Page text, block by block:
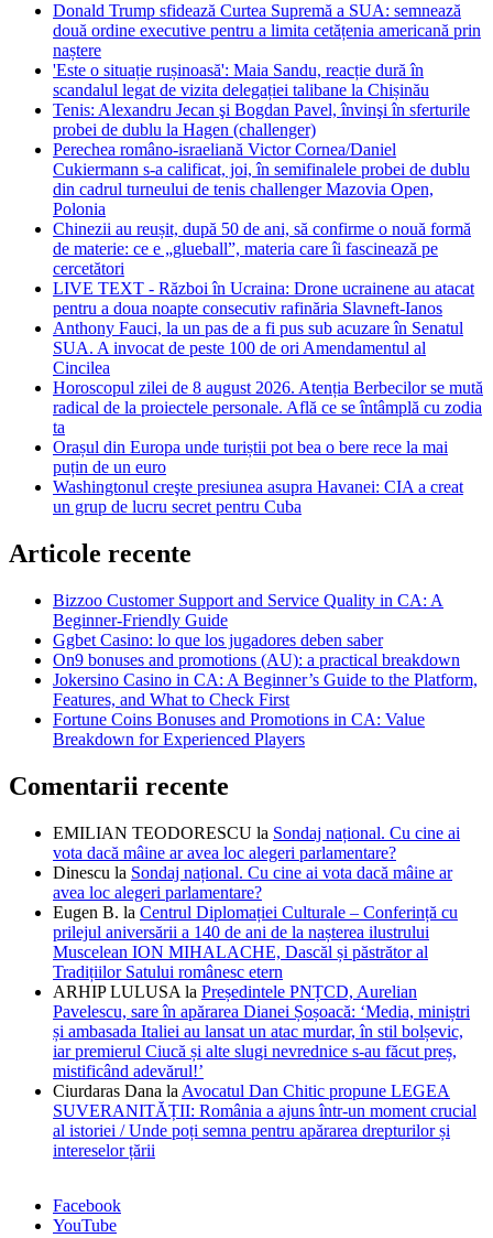
Donald Trump sfidează Curtea Supremă a SUA: semnează
două ordine executive pentru a limita cetățenia americană prin
naștere
'Este o situație rușinoasă': Maia Sandu, reacție dură în
scandalul legat de vizita delegației talibane la Chișinău
Tenis: Alexandru Jecan şi Bogdan Pavel, învinşi în sferturile
probei de dublu la Hagen (challenger)
Perechea româno-israeliană Victor Cornea/Daniel
Cukiermann s-a calificat, joi, în semifinalele probei de dublu
din cadrul turneului de tenis challenger Mazovia Open,
Polonia
Chinezii au reușit, după 50 de ani, să confirme o nouă formă
de materie: ce e „glueball”, materia care îi fascinează pe
cercetători
LIVE TEXT - Război în Ucraina: Drone ucrainene au atacat
pentru a doua noapte consecutiv rafinăria Slavneft-Ianos
Anthony Fauci, la un pas de a fi pus sub acuzare în Senatul
SUA. A invocat de peste 100 de ori Amendamentul al
Cincilea
Horoscopul zilei de 8 august 2026. Atenția Berbecilor se mută
radical de la proiectele personale. Află ce se întâmplă cu zodia
ta
Orașul din Europa unde turiștii pot bea o bere rece la mai
puțin de un euro
Washingtonul creşte presiunea asupra Havanei: CIA a creat
un grup de lucru secret pentru Cuba
Articole recente
Bizzoo Customer Support and Service Quality in CA: A
Beginner-Friendly Guide
Ggbet Casino: lo que los jugadores deben saber
On9 bonuses and promotions (AU): a practical breakdown
Jokersino Casino in CA: A Beginner’s Guide to the Platform,
Features, and What to Check First
Fortune Coins Bonuses and Promotions in CA: Value
Breakdown for Experienced Players
Comentarii recente
EMILIAN TEODORESCU la Sondaj național. Cu cine ai
vota dacă mâine ar avea loc alegeri parlamentare?
Dinescu la Sondaj național. Cu cine ai vota dacă mâine ar
avea loc alegeri parlamentare?
Eugen B. la Centrul Diplomației Culturale – Conferință cu
prilejul aniversării a 140 de ani de la nașterea ilustrului
Muscelean ION MIHALACHE, Dascăl și păstrător al
Tradițiilor Satului românesc etern
ARHIP LULUSA la Președintele PNȚCD, Aurelian
Pavelescu, sare în apărarea Dianei Șoșoacă: ‘Media, miniștri
și ambasada Italiei au lansat un atac murdar, în stil bolșevic,
iar premierul Ciucă și alte slugi nevrednice s-au făcut preș,
mistificând adevărul!’
Ciurdaras Dana la Avocatul Dan Chitic propune LEGEA
SUVERANITĂȚII: România a ajuns într-un moment crucial
al istoriei / Unde poți semna pentru apărarea drepturilor și
intereselor țării
Facebook
YouTube